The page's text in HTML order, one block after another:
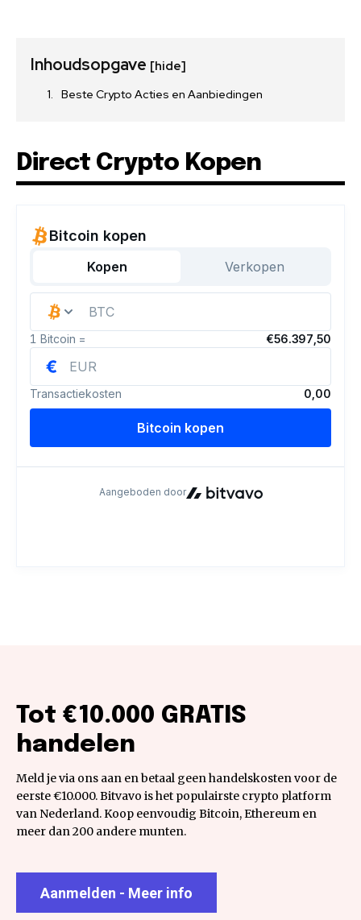
Inhoudsopgave [hide]
Beste Crypto Acties en Aanbiedingen
Direct Crypto Kopen
Tot €10.000 GRATIS
handelen
Meld je via ons aan en betaal geen handelskosten voor de
eerste €10.000. Bitvavo is het populairste crypto platform
van Nederland. Koop eenvoudig Bitcoin, Ethereum en
meer dan 200 andere munten.
Aanmelden - Meer info